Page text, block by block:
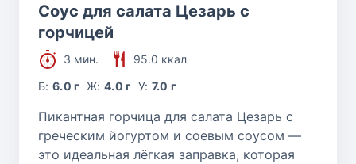
Соус для салата Цезарь с
горчицей
3 мин.
95.0 ккал
Б:6.0 г Ж: 4.0 г У: 7.0 г
Пикантная горчица для салата Цезарь с
греческим йогуртом и соевым соусом —
это идеальная лёгкая заправка, которая